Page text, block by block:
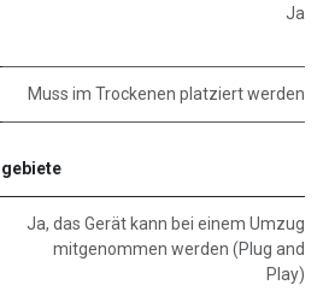
Ja
Muss im Trockenen platziert werden
Ja, das Gerät kann bei einem Umzug
mitgenommen werden (Plug and
Play)